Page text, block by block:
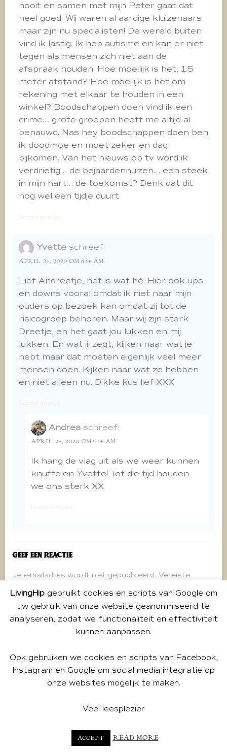
nooit en samen met mijn Peter gaat dat
heel goed. Wij waren al aardige kluizenaars
maar zijn nu specialisten! De wereld buiten
vind ik lastig. Ik heb autisme en kan er niet
tegen als mensen zich niet aan de
afspraak houden. Hoe moeilijk is het, 1.5
meter afstand? Hoe moeilijk is het om
rekening met elkaar te houden in een
winkel? Boodschappen doen vind ik een
crime… grote groepen heeft me altijd al
benauwd. Nas hey boodschappen doen ben
ik doodmoe en moet zeker en dag
bijkomen. Van het nieuws op tv word ik
verdrietig… de bejaardenhuizen… een steek
in mijn hart… de toekomst? Denk dat dit
nog wel een tijdje duurt.
beantwoorden
Yvette schreef:
APRIL 24, 2020 OM 8:54 AM
Lief Andreetje, het is wat hè. Hier ook ups
en downs vooral omdat ik niet naar mijn
ouders op bezoek kan omdat zij tot de
risicogroep behoren. Maar wij zijn sterk
Dreetje, en het gaat jou lukken en mij
lukken. En wat jij zegt, kijken naar wat je
hebt maar dat moeten eigenlijk veel meer
mensen doen. Kijken naar wat ze hebben
en niet alleen nu. Dikke kus lief XXX
beantwoorden
Andrea schreef:
APRIL 24, 2020 OM 9:34 AM
Ik hang de vlag uit als we weer kunnen
knuffelen Yvette! Tot die tijd houden
we ons sterk XX
beantwoorden
Geef een reactie
Je e-mailadres wordt niet gepubliceerd. Vereiste
Reactie*
LivingHipgebruikt cookies en scripts van Google om
uw gebruik van onze website geanonimiseerd te
analyseren, zodat we functionaliteit en effectiviteit
kunnen aanpassen.
Ook gebruiken we cookies en scripts van Facebook,
Instagram en Google om social media integratie op
onze websites mogelijk te maken.
Veel leesplezier
ACCEPT READ MORE